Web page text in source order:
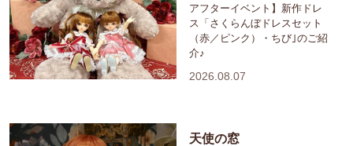
アフターイベント】新作ドレ
ス「さくらんぼドレスセット
（赤／ピンク）・ちび｣のご紹
介♪
2026.08.07
天使の窓